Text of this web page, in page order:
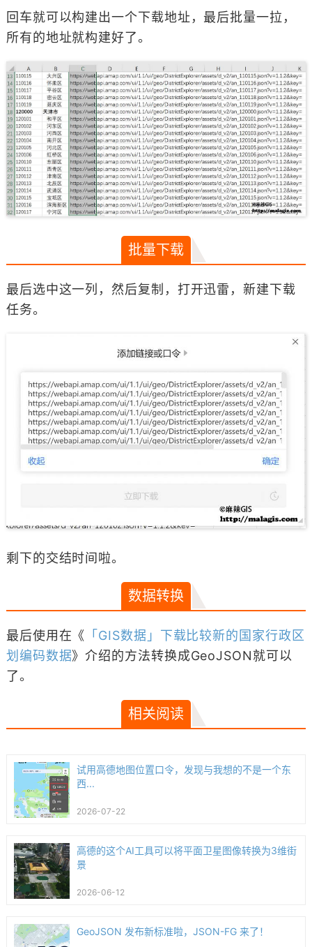
回车就可以构建出一个下载地址，最后批量一拉，
所有的地址就构建好了。
批量下载
最后选中这一列，然后复制，打开迅雷，新建下载
任务。
剩下的交结时间啦。
数据转换
最后使用在《
「GIS数据」下载比较新的国家行政区
划编码数据》介绍的方法转换成GeoJSON就可以
了。
相关阅读
试用高德地图位置口令，发现与我想的不是一个东
西...
2026-07-22
高德的这个AI工具可以将平面卫星图像转换为3维街
景
2026-06-12
GeoJSON 发布新标准啦，JSON-FG 来了！